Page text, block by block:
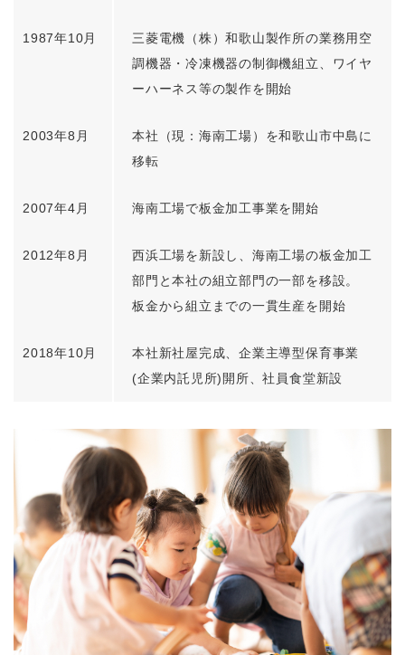
1987年10月
三菱電機（株）和歌山製作所の業務用空
調機器・冷凍機器の制御機組立、ワイヤ
ーハーネス等の製作を開始
2003年8月
本社（現：海南工場）を和歌山市中島に
移転
2007年4月 海南工場で板金加工事業を開始
2012年8月
西浜工場を新設し、海南工場の板金加工
部門と本社の組立部門の一部を移設。
板金から組立までの一貫生産を開始
2018年10月
本社新社屋完成、企業主導型保育事業
(企業内託児所)開所、社員食堂新設